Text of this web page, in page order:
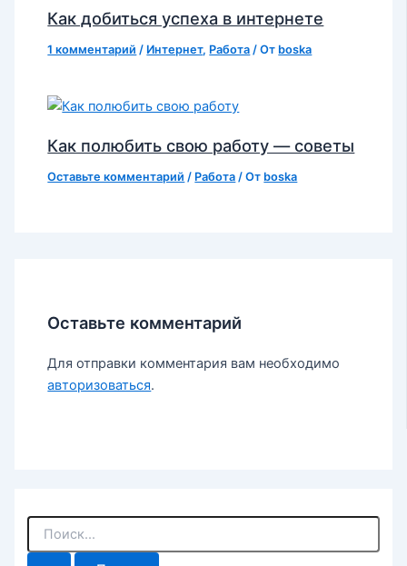
Как добиться успеха в интернете
1 комментарий / Интернет, Работа / От boska
Как полюбить свою работу — советы
Оставьте комментарий / Работа / От boska
Оставьте комментарий
Для отправки комментария вам необходимо
авторизоваться.
П
и